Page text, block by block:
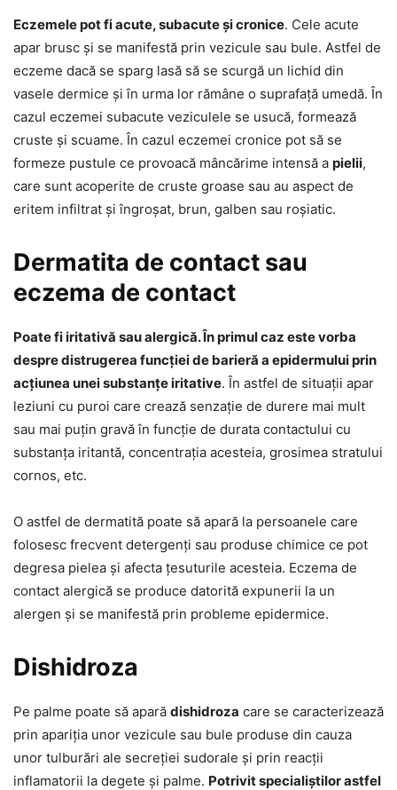
Eczemele pot fi acute, subacute și cronice. Cele acute
apar brusc și se manifestă prin vezicule sau bule. Astfel de
eczeme dacă se sparg lasă să se scurgă un lichid din
vasele dermice și în urma lor rămâne o suprafață umedă. În
cazul eczemei subacute veziculele se usucă, formează
cruste și scuame. În cazul eczemei cronice pot să se
formeze pustule ce provoacă mâncărime intensă a pielii,
care sunt acoperite de cruste groase sau au aspect de
eritem infiltrat și îngroșat, brun, galben sau roșiatic.
Dermatita de contact sau
eczema de contact
Poate fi iritativă sau alergică. În primul caz este vorba
despre distrugerea funcției de barieră a epidermului prin
acțiunea unei substanțe iritative. În astfel de situații apar
leziuni cu puroi care crează senzație de durere mai mult
sau mai puțin gravă în funcție de durata contactului cu
substanța iritantă, concentrația acesteia, grosimea stratului
cornos, etc.
O astfel de dermatită poate să apară la persoanele care
folosesc frecvent detergenți sau produse chimice ce pot
degresa pielea și afecta țesuturile acesteia. Eczema de
contact alergică se produce datorită expunerii la un
alergen și se manifestă prin probleme epidermice.
Dishidroza
Pe palme poate să apară dishidroza care se caracterizează
prin apariția unor vezicule sau bule produse din cauza
unor tulburări ale secreției sudorale și prin reacții
inflamatorii la degete și palme. Potrivit specialiștilor astfel